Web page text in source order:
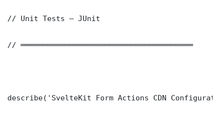
// Unit Tests — JUnit
// ═══════════════════════════════════════
describe('SvelteKit Form Actions CDN